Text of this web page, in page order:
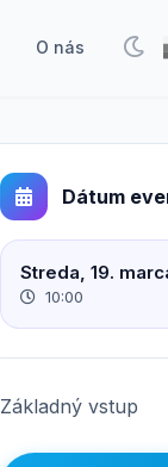
O nás
Dátum
Streda, 19.
10:00
Základný vstup